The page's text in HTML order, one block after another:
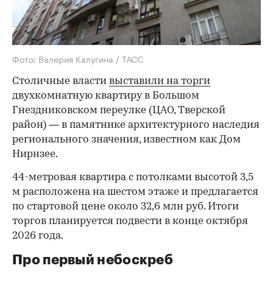
Фото: Валерия Калугина / ТАСС
Столичные власти выставили на торги
двухкомнатную квартиру в Большом
Гнездниковском переулке (ЦАО, Тверской
район) — в памятнике архитектурного наследия
регионального значения, известном как Дом
Нирнзее.
44-метровая квартира с потолками высотой 3,5
м расположена на шестом этаже и предлагается
по стартовой цене около 32,6 млн руб. Итоги
торгов планируется подвести в конце октября
2026 года.
Про первый небоскреб